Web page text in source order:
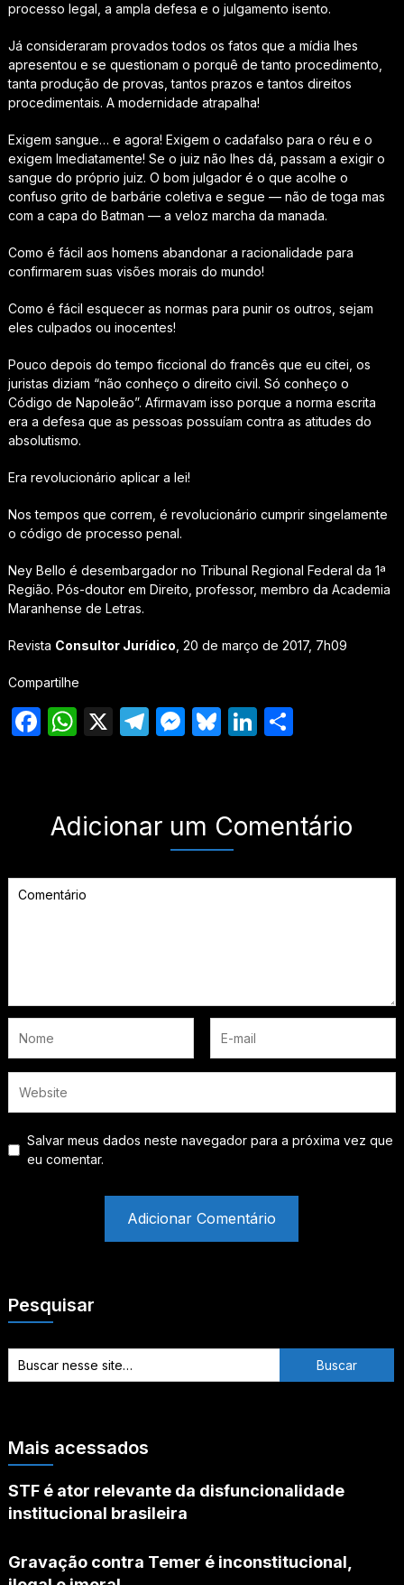
processo legal, a ampla defesa e o julgamento isento.
Já consideraram provados todos os fatos que a mídia lhes
apresentou e se questionam o porquê de tanto procedimento,
tanta produção de provas, tantos prazos e tantos direitos
procedimentais. A modernidade atrapalha!
Exigem sangue… e agora! Exigem o cadafalso para o réu e o
exigem Imediatamente! Se o juiz não lhes dá, passam a exigir o
sangue do próprio juiz. O bom julgador é o que acolhe o
confuso grito de barbárie coletiva e segue — não de toga mas
com a capa do Batman — a veloz marcha da manada.
Como é fácil aos homens abandonar a racionalidade para
confirmarem suas visões morais do mundo!
Como é fácil esquecer as normas para punir os outros, sejam
eles culpados ou inocentes!
Pouco depois do tempo ficcional do francês que eu citei, os
juristas diziam “não conheço o direito civil. Só conheço o
Código de Napoleão”. Afirmavam isso porque a norma escrita
era a defesa que as pessoas possuíam contra as atitudes do
absolutismo.
Era revolucionário aplicar a lei!
Nos tempos que correm, é revolucionário cumprir singelamente
o código de processo penal.
Ney Bello é desembargador no Tribunal Regional Federal da 1ª
Região. Pós-doutor em Direito, professor, membro da Academia
Maranhense de Letras.
Revista Consultor Jurídico , 20 de março de 2017, 7h09
Compartilhe
Facebook
WhatsApp
X Telegram
Messenger
Bluesky
LinkedIn
Share
Adicionar um Comentário
Salvar meus dados neste navegador para a próxima vez que
eu comentar.
Pesquisar
Mais acessados
STF é ator relevante da disfuncionalidade
institucional brasileira
Gravação contra Temer é inconstitucional,